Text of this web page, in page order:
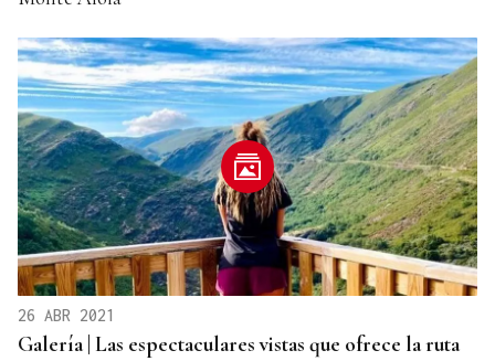
26 ABR 2021
Galería | Las espectaculares vistas que ofrece la ruta